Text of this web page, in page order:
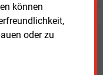
können
oder zu